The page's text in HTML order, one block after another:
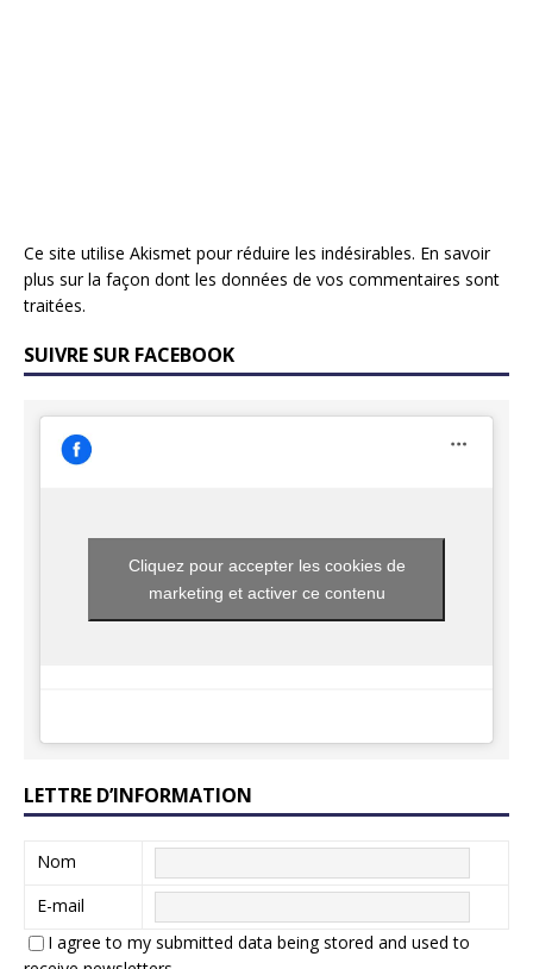
Ce site utilise Akismet pour réduire les indésirables. En savoir
plus sur la façon dont les données de vos commentaires sont
traitées.
SUIVRE SUR FACEBOOK
Cliquez pour accepter les cookies de
marketing et activer ce contenu
LETTRE D’INFORMATION
Nom
E-mail
I agree to my submitted data being stored and used to